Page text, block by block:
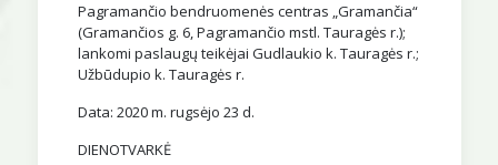
Pagramančio bendruomenės centras „Gramančia“
(Gramančios g. 6, Pagramančio mstl. Tauragės r.);
lankomi paslaugų teikėjai Gudlaukio k. Tauragės r.;
Užbūdupio k. Tauragės r.
Data: 2020 m. rugsėjo 23 d.
DIENOTVARKĖ